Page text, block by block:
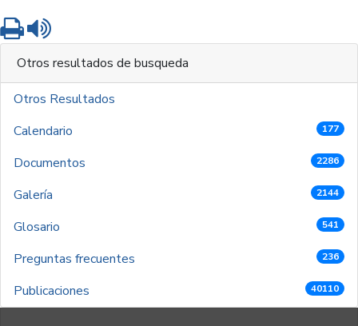
Imprimir
Otros resultados de busqueda
Otros Resultados
Calendario
177
Documentos 2286
Galería 2144
Glosario 541
Preguntas frecuentes 236
Publicaciones 40110